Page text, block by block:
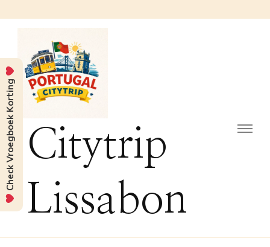
Citytrip
Lissabon
Check Vroegboek Korting